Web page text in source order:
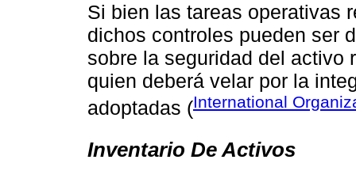
Si bien las tareas operativas
dichos controles pueden ser
sobre la seguridad del activo
quien deberá velar por la
adoptadas (International
Inventario De Activos